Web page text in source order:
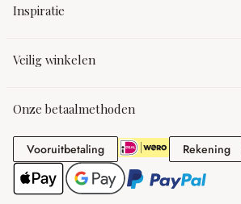
Inspiratie
Veilig winkelen
Onze betaalmethoden
VooruitbetalingVooruitbetaling Rekening